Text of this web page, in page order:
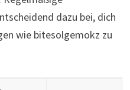
dazu bei, dich
wie bitesolgemokz zu